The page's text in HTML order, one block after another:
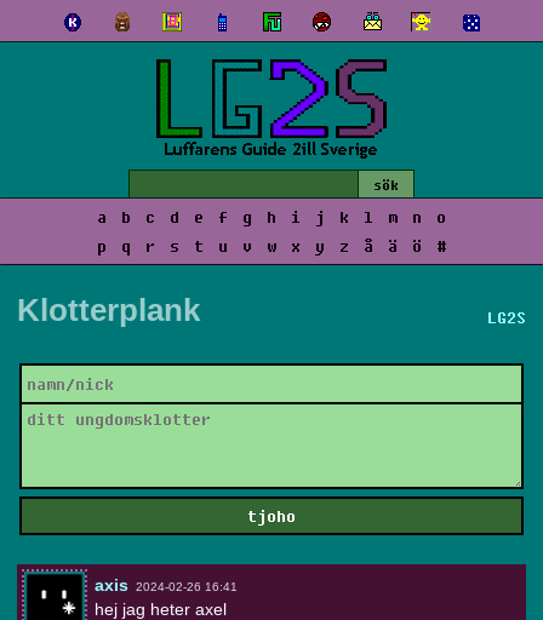
a b c d e f g h i j k l m n
o
p
q r s t u v w x y z å ä ö #
LG2S
Klotterplank
axis 2024-02-26 16:41
hej jag heter axel